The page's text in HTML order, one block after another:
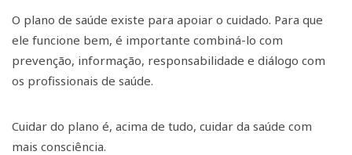
O plano de saúde existe para apoiar o cuidado. Para que
ele funcione bem, é importante combiná-lo com
prevenção, informação, responsabilidade e diálogo com
os profissionais de saúde.
Cuidar do plano é, acima de tudo, cuidar da saúde com
mais consciência.